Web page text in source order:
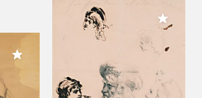
Meiner Sammlung hinzufügen
Meiner